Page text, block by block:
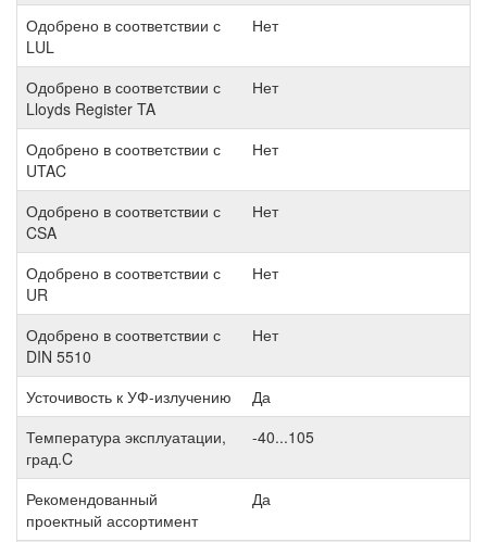
Одобрено в соответствии с
LUL
Нет
Одобрено в соответствии с
Lloyds Register TA
Нет
Одобрено в соответствии с
UTAC
Нет
Одобрено в соответствии с
CSA
Нет
Одобрено в соответствии с
UR
Нет
Одобрено в соответствии с
DIN 5510
Нет
Усточивость к УФ-излучению
Да
Температура эксплуатации,
град.C
-40...105
Рекомендованный
проектный ассортимент
Да